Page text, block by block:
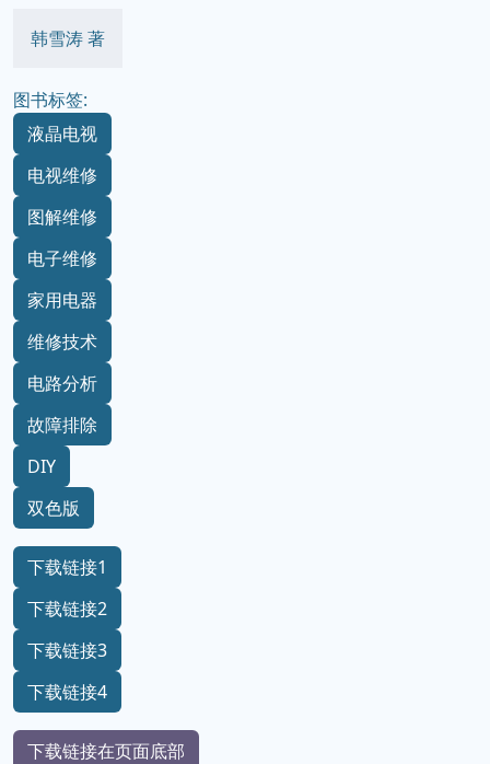
韩雪涛 著
图书标签:
液晶电视
电视维修
图解维修
电子维修
家用电器
维修技术
电路分析
故障排除
DIY
双色版
下载链接1
下载链接2
下载链接3
下载链接4
下载链接在页面底部